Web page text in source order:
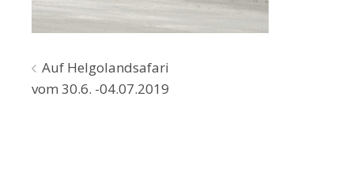
Beitragsnavigation
Auf Helgolandsafari
vom 30.6. -04.07.2019